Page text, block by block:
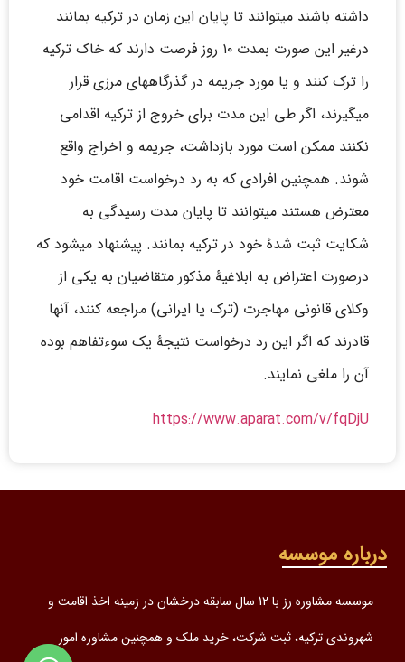
داشته باشند میتوانند تا پایان این زمان در ترکیه بمانند
درغیر این صورت بمدت ۱۰ روز فرصت دارند که خاک ترکیه
را ترک کنند و یا مورد جریمه در گذرگاههای مرزی قرار
میگیرند، اگر طی این مدت برای خروج از ترکیه اقدامی
نکنند ممکن است مورد بازداشت، جریمه و اخراج واقع
شوند. همچنین افرادی که به رد درخواست اقامت خود
معترض هستند میتوانند تا پایان مدت رسیدگی به
شکایت ثبت شدۀ خود در ترکیه بمانند. پیشنهاد میشود که
درصورت اعتراض به ابلاغیۀ مذکور متقاضیان به یکی از
وکلای قانونی مهاجرت (ترک یا ایرانی) مراجعه کنند، آنها
قادرند که اگر این رد درخواست نتیجۀ یک سوءتفاهم بوده
آن را ملغی نمایند.
https://www.aparat.com/v/fqDjU
درباره موسسه
موسسه مشاوره رز با 12 سال سابقه درخشان در زمینه اخذ اقامت و
شهروندی ترکیه، ثبت شرکت، خرید ملک و همچنین مشاوره امور